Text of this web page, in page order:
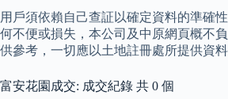
用戶須依賴自己查証以確定資料的準確
何不便或損失，本公司及中原網頁概不
供參考，一切應以土地註冊處所提供資料
富安花園成交: 成交紀錄 共 0 個